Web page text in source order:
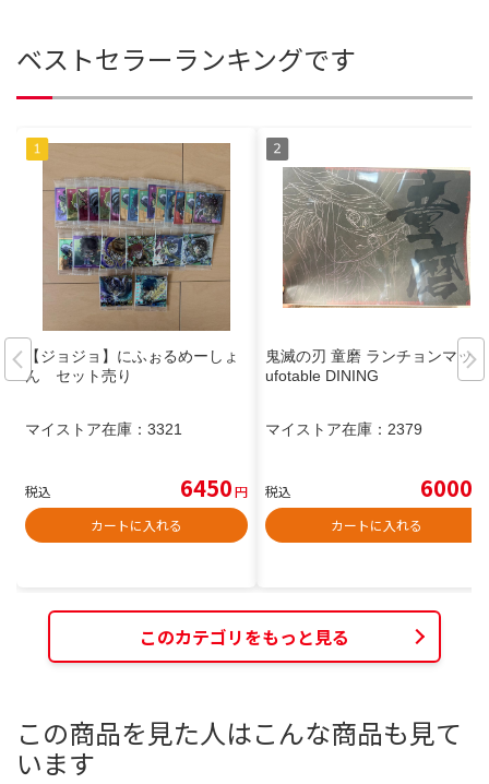
ベストセラーランキングです
【ジョジョ】にふぉるめーしょ
ん セット売り
マイストア在庫： 3321
税込 6450円
カートに入れる
鬼滅の刃 童磨 ランチョンマット
ufotable DINING
マイストア在庫： 2379
税込 6000
カートに入れる
このカテゴリをもっと見る
この商品を見た人はこんな商品も見て
います